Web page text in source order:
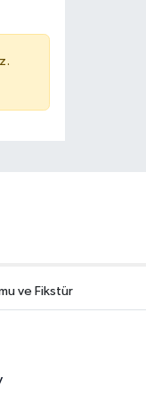
ve Fikstür